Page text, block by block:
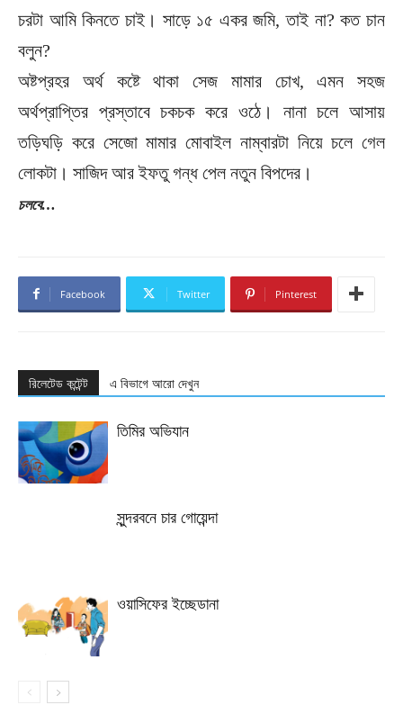
চরটা আমি কিনতে চাই। সাড়ে ১৫ একর জমি, তাই না? কত চান
বলুন?
অষ্টপ্রহর অর্থ কষ্টে থাকা সেজ মামার চোখ, এমন সহজ
অর্থপ্রাপ্তির প্রস্তাবে চকচক করে ওঠে। নানা চলে আসায়
তড়িঘড়ি করে সেজো মামার মোবাইল নাম্বারটা নিয়ে চলে গেল
লোকটা। সাজিদ আর ইফতু গন্ধ পেল নতুন বিপদের।
চলবে…
Facebook Twitter Pinterest
রিলেটেড কন্টেন্ট এ বিভাগে আরো দেখুন
তিমির অভিযান
সুন্দরবনে চার গোয়েন্দা
ওয়াসিফের ইচ্ছেডানা